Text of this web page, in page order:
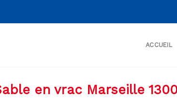
ACCUEIL
en vrac Marseille